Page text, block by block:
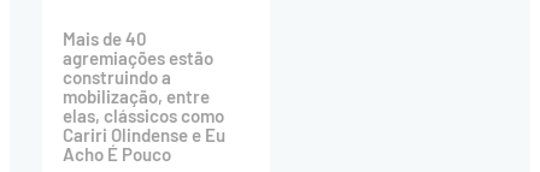
Mais de 40
agremiações estão
construindo a
mobilização, entre
elas, clássicos como
Cariri Olindense e Eu
Acho É Pouco